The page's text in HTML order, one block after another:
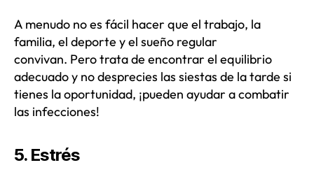
A menudo no es fácil hacer que el trabajo, la
familia, el deporte y el sueño regular
convivan. Pero trata de encontrar el equilibrio
adecuado y no desprecies las siestas de la tarde si
tienes la oportunidad, ¡pueden ayudar a combatir
las infecciones!
5. Estrés